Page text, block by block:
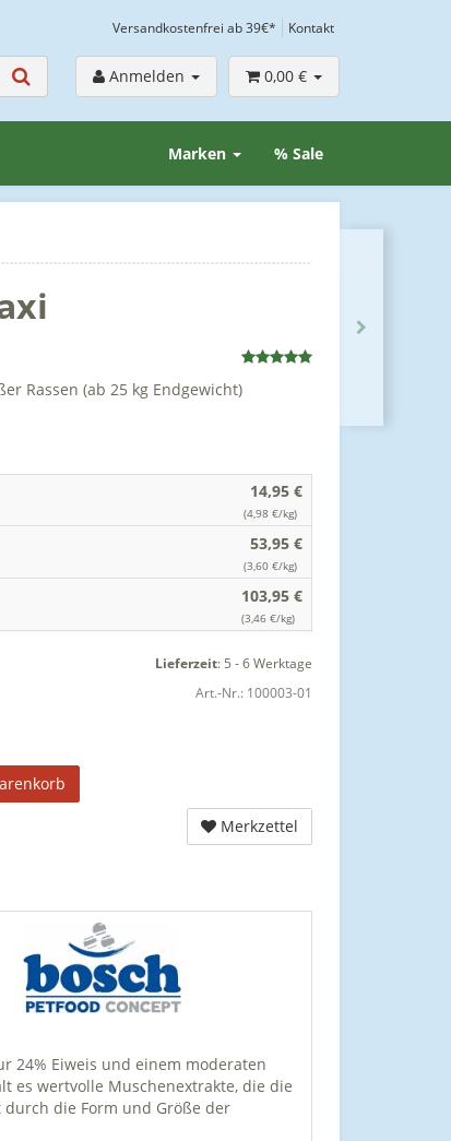
Versandkostenfrei ab 39€* Kontakt
Anmelden 0,00 €
% Sale
Marken
Rassen (ab 25 kg Endgewicht)
14,95 €
(4,98 €/kg)
53,95 €
(3,60 €/kg)
103,95 €
(3,46 €/kg)
Lieferzeit: 5 - 6 Werktage
Art.-Nr.: 100003-01
Merkzettel
24% Eiweis und einem moderaten
es wertvolle Muschenextrakte, die die
die Form und Größe der